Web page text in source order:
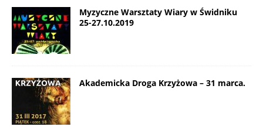
Myzyczne Warsztaty Wiary w Świdniku
25-27.10.2019
Akademicka Droga Krzyżowa – 31 marca.